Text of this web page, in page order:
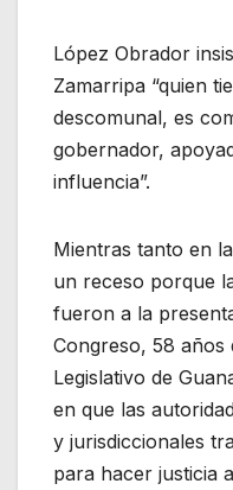
López Obrador
Zamarripa “quien
descomunal, es
gobernador,
influencia”.
Mientras tanto en
un receso porque
fueron a la
Congreso, 58 años
Legislativo de
en que las
y jurisdiccionales
para hacer justicia